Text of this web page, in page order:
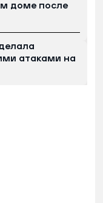
доме после
атаками на